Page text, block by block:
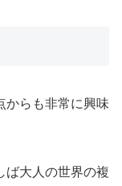
からも非常に興味
ば大人の世界の複